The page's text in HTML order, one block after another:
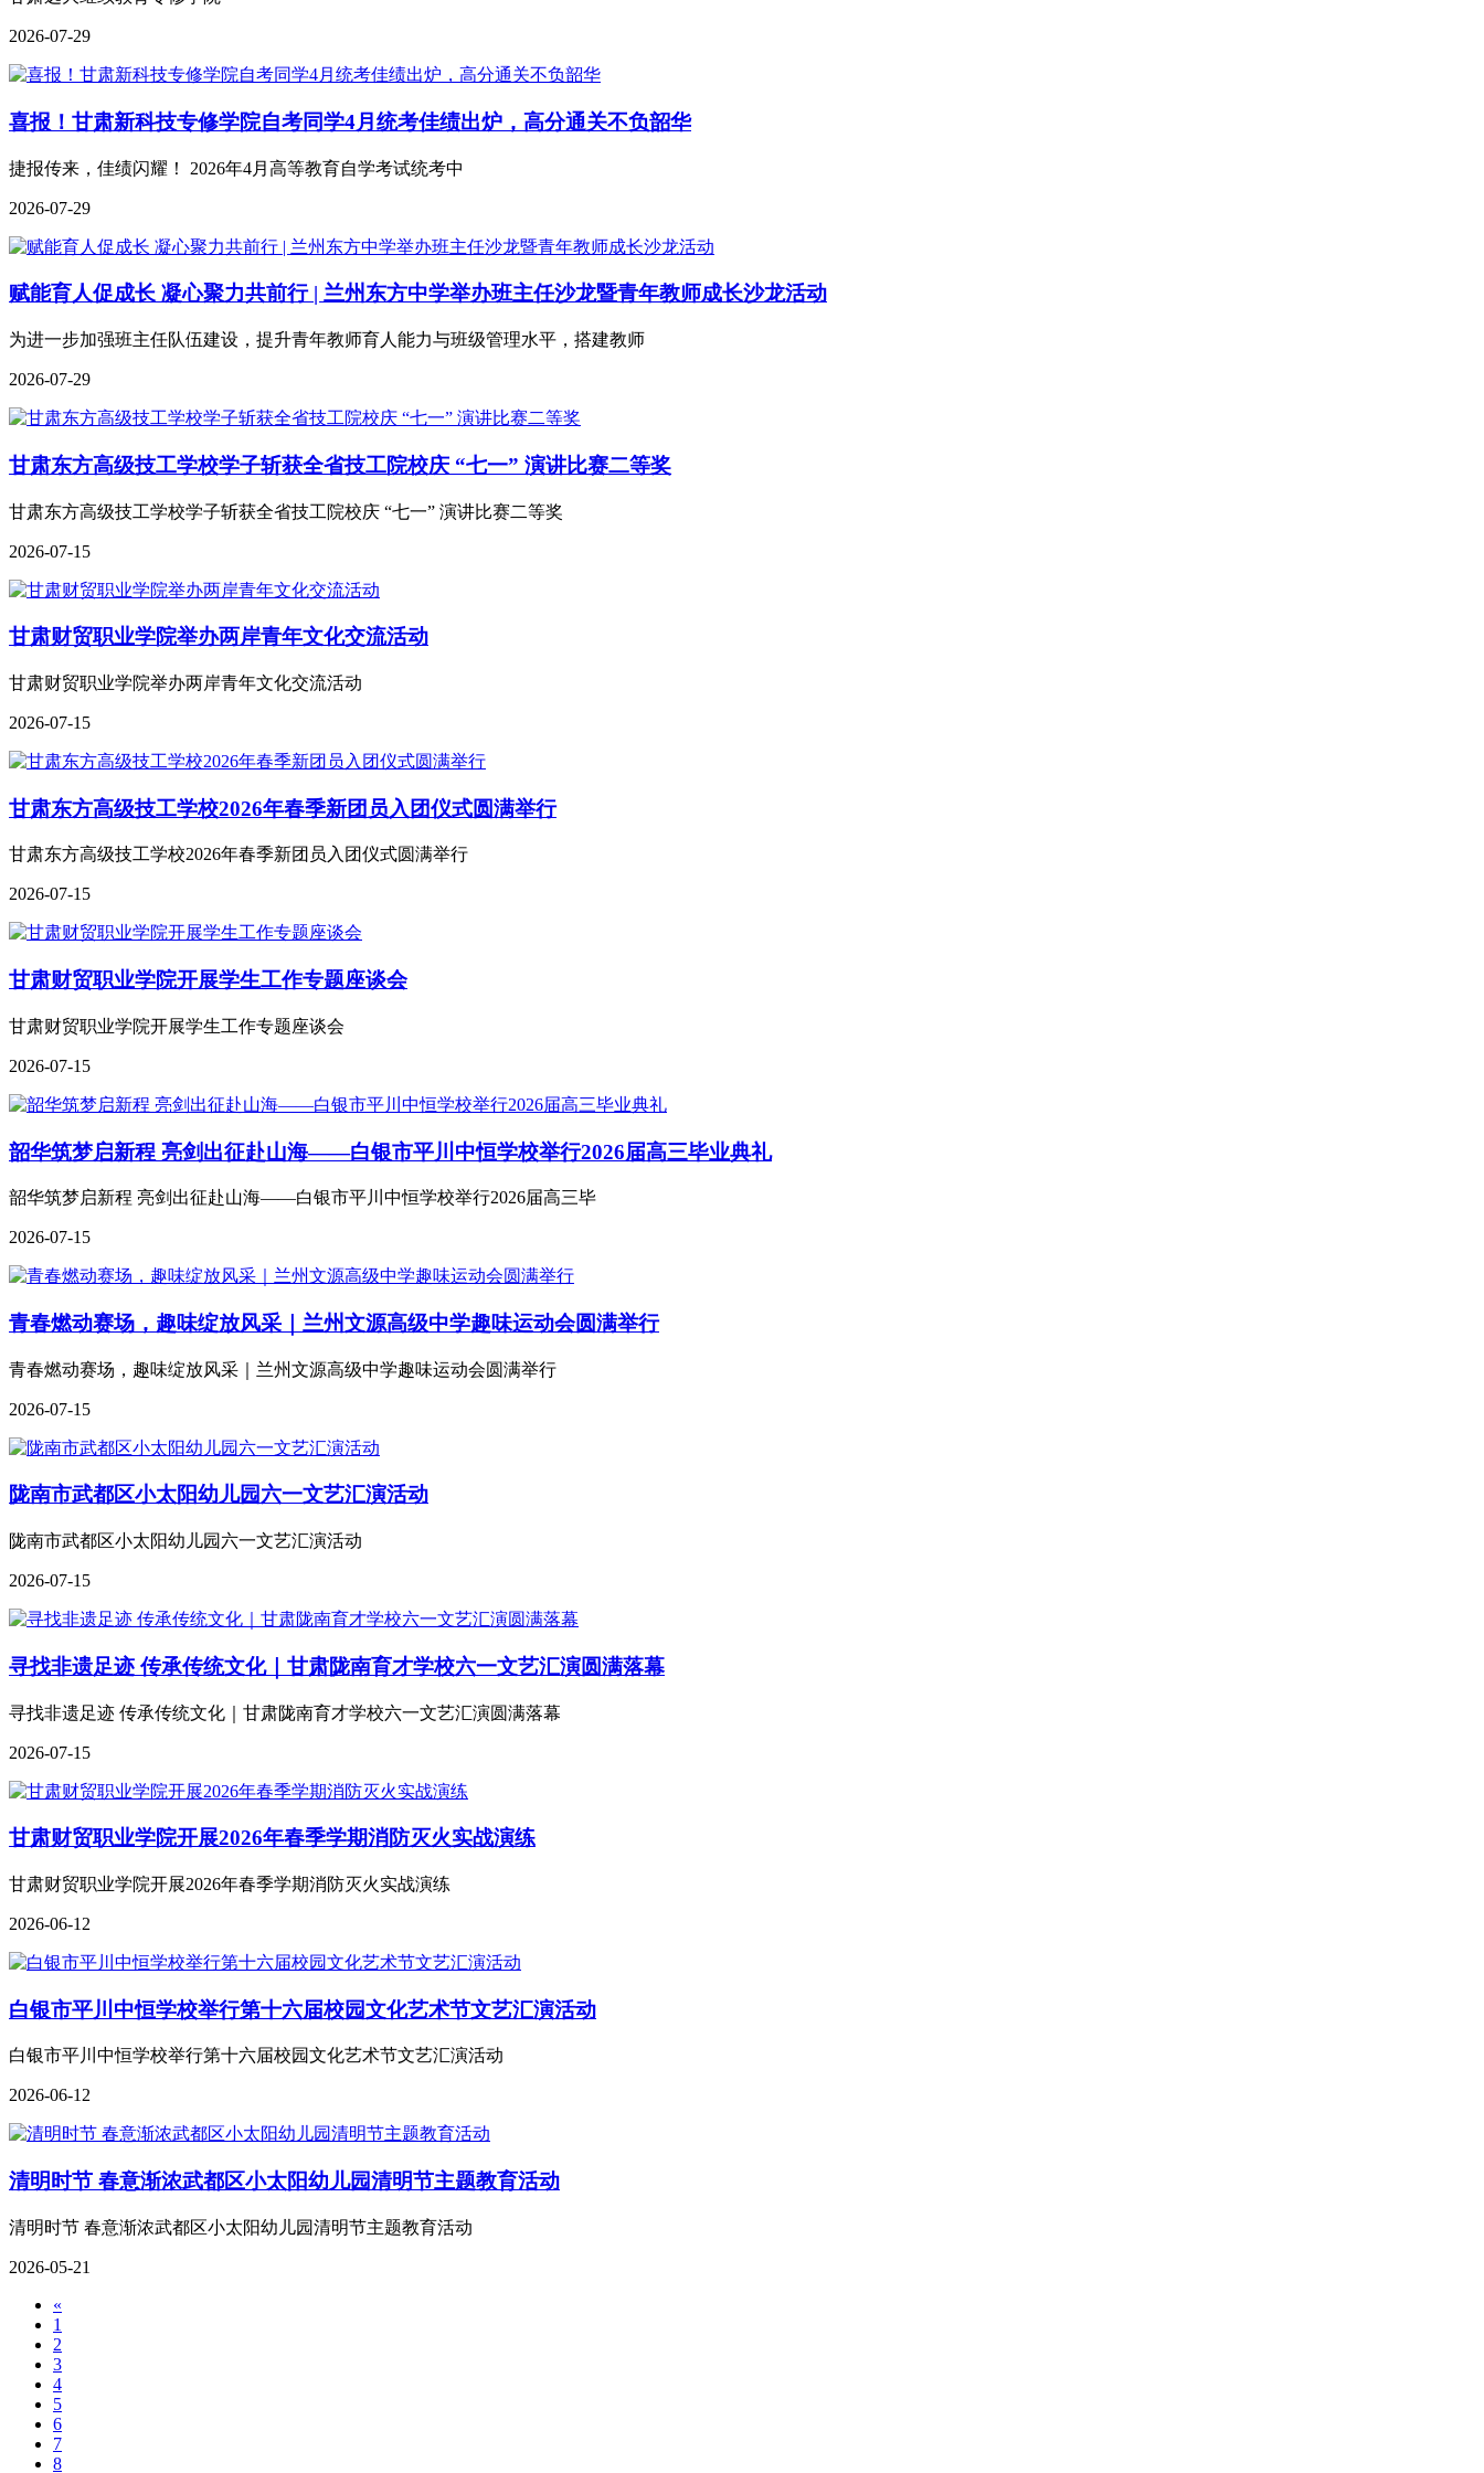
2026-07-29
喜报！甘肃新科技专修学院自考同学4月统考佳绩出炉，高分通关不负韶华
捷报传来，佳绩闪耀！ 2026年4月高等教育自学考试统考中
2026-07-29
赋能育人促成长 凝心聚力共前行 | 兰州东方中学举办班主任沙龙暨青年教师成长沙龙活动
为进一步加强班主任队伍建设，提升青年教师育人能力与班级管理水平，搭建教师
2026-07-29
甘肃东方高级技工学校学子斩获全省技工院校庆 “七一” 演讲比赛二等奖
甘肃东方高级技工学校学子斩获全省技工院校庆 “七一” 演讲比赛二等奖
2026-07-15
甘肃财贸职业学院举办两岸青年文化交流活动
甘肃财贸职业学院举办两岸青年文化交流活动
2026-07-15
甘肃东方高级技工学校2026年春季新团员入团仪式圆满举行
甘肃东方高级技工学校2026年春季新团员入团仪式圆满举行
2026-07-15
甘肃财贸职业学院开展学生工作专题座谈会
甘肃财贸职业学院开展学生工作专题座谈会
2026-07-15
韶华筑梦启新程 亮剑出征赴山海——白银市平川中恒学校举行2026届高三毕业典礼
韶华筑梦启新程 亮剑出征赴山海——白银市平川中恒学校举行2026届高三毕
2026-07-15
青春燃动赛场，趣味绽放风采｜兰州文源高级中学趣味运动会圆满举行
青春燃动赛场，趣味绽放风采｜兰州文源高级中学趣味运动会圆满举行
2026-07-15
陇南市武都区小太阳幼儿园六一文艺汇演活动
陇南市武都区小太阳幼儿园六一文艺汇演活动
2026-07-15
寻找非遗足迹 传承传统文化｜甘肃陇南育才学校六一文艺汇演圆满落幕
寻找非遗足迹 传承传统文化｜甘肃陇南育才学校六一文艺汇演圆满落幕
2026-07-15
甘肃财贸职业学院开展2026年春季学期消防灭火实战演练
甘肃财贸职业学院开展2026年春季学期消防灭火实战演练
2026-06-12
白银市平川中恒学校举行第十六届校园文化艺术节文艺汇演活动
白银市平川中恒学校举行第十六届校园文化艺术节文艺汇演活动
2026-06-12
清明时节 春意渐浓武都区小太阳幼儿园清明节主题教育活动
清明时节 春意渐浓武都区小太阳幼儿园清明节主题教育活动
2026-05-21
«
1
2
3
4
5
6
7
8